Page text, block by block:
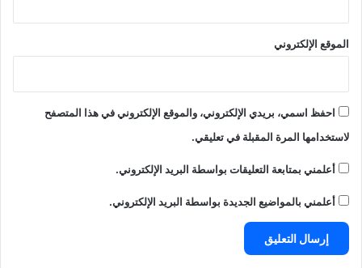
الموقع الإلكتروني
احفظ اسمي، بريدي الإلكتروني، والموقع الإلكتروني في هذا المتصفح
لاستخدامها المرة المقبلة في تعليقي.
أعلمني بمتابعة التعليقات بواسطة البريد الإلكتروني.
أعلمني بالمواضيع الجديدة بواسطة البريد الإلكتروني.